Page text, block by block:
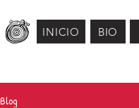
INICIO BIO
Blog